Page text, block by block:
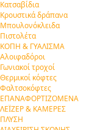
Κατσαβίδια
Κρουστικά δράπανα
Μπουλονόκλειδα
Πιστολέτα
ΚΟΠΗ & ΓΥΑΛΙΣΜΑ
Αλοιφαδόροι
Γωνιακοί τροχοί
Θερμικοί κόφτες
Φαλτσοκόφτες
ΕΠΑΝΑΦΟΡΤΙΖΟΜΕΝΑ
ΛΕΪΖΕΡ & ΚΑΜΕΡΕΣ
ΠΛΥΣΗ